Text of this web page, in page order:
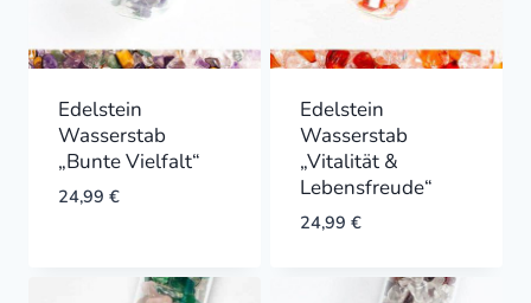
Edelstein
Wasserstab
„Bunte Vielfalt“
24,99 €
Edelstein
Wasserstab
„Vitalität &
Lebensfreude“
24,99 €